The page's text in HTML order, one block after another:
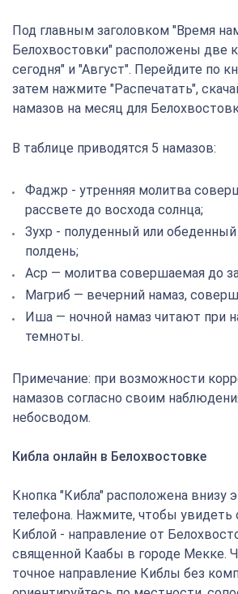
Под главным заголовком "Время
Белохвостовки" расположены две
сегодня" и "Август". Перейдите по
затем нажмите "Распечатать",
намазов на месяц для
В таблице приводятся 5 намазов:
Фаджр - утренняя молитва
рассвете до восхода солнца;
Зухр - полуденный или
полдень;
Аср — молитва совершаемая до
Магриб — вечерний намаз,
Иша — ночной намаз читают при
темноты.
Примечание: при возможности
намазов согласно своим
небосводом.
Кибла онлайн в Белохвостовке
Кнопка "Кибла" расположена внизу
телефона. Нажмите, чтобы увидеть
Киблой - направление от
священной Каабы в городе Мекке.
точное направление Киблы без